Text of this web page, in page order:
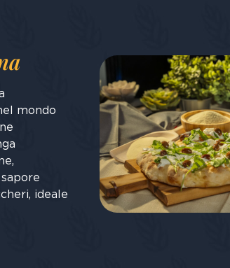
mondo
ideale